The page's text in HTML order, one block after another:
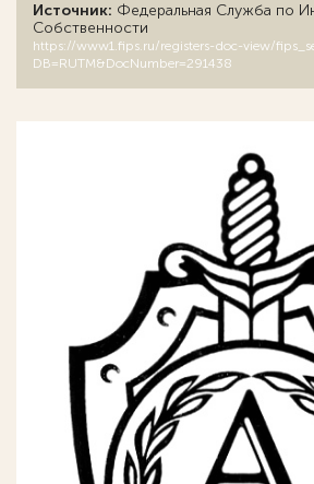
Источник: Федеральная Служба по
Собственности
https://www1.fips.ru/registers-doc-view/
DB=RUTM&DocNumber=291438